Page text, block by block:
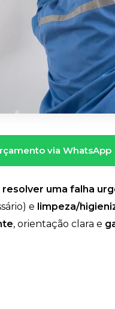
via WhatsApp
resolver uma falha
e limpeza/
, orientação clara e